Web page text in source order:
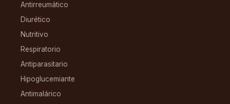
Antirreumático
Diurético
Nutritivo
Respiratorio
Antiparasitario
Hipoglucemiante
Antimalárico